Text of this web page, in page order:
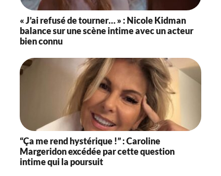
« J’ai refusé de tourner… » : Nicole Kidman
balance sur une scène intime avec un acteur
bien connu
“Ça me rend hystérique !” : Caroline
Margeridon excédée par cette question
intime qui la poursuit